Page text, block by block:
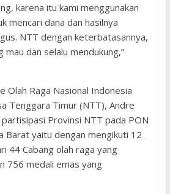
karena itu kami menggunakan
mencari dana dan hasilnya
NTT dengan keterbatasannya,
mau dan selalu mendukung,”
Olah Raga Nasional Indonesia
Tenggara Timur (NTT), Andre
Provinsi NTT pada PON
Barat yaitu dengan mengikuti 12
44 Cabang olah raga yang
756 medali emas yang